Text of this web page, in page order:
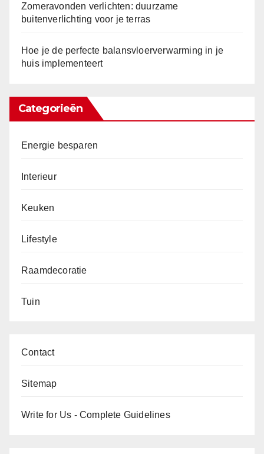
Zomeravonden verlichten: duurzame
buitenverlichting voor je terras
Hoe je de perfecte balansvloerverwarming in je
huis implementeert
Categorieën
Energie besparen
Interieur
Keuken
Lifestyle
Raamdecoratie
Tuin
Contact
Sitemap
Write for Us - Complete Guidelines